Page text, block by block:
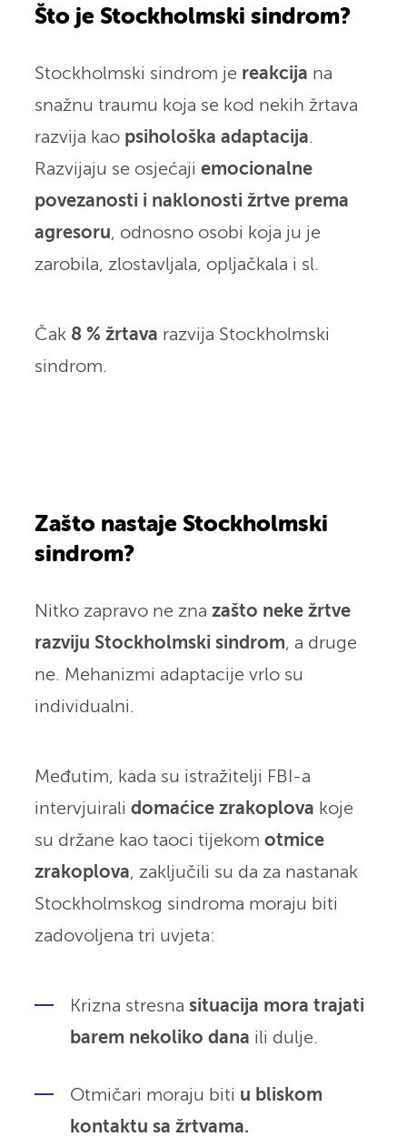
Što je Stockholmski sindrom?
Stockholmski sindrom je reakcija na
snažnu traumu koja se kod nekih žrtava
razvija kao psihološka adaptacija.
Razvijaju se osjećaji emocionalne
povezanosti i naklonosti žrtve prema
agresoru, odnosno osobi koja ju je
zarobila, zlostavljala, opljačkala i sl.
Čak 8 % žrtava razvija Stockholmski
sindrom.
Zašto nastaje Stockholmski
sindrom?
Nitko zapravo ne zna zašto neke žrtve
razviju Stockholmski sindrom, a druge
ne. Mehanizmi adaptacije vrlo su
individualni.
Međutim, kada su istražitelji FBI-a
intervjuirali domaćice zrakoplova koje
su držane kao taoci tijekom otmice
zrakoplova, zaključili su da za nastanak
Stockholmskog sindroma moraju biti
zadovoljena tri uvjeta:
Krizna stresna situacija mora trajati
barem nekoliko dana ili dulje.
Otmičari moraju biti u bliskom
kontaktu sa žrtvama.